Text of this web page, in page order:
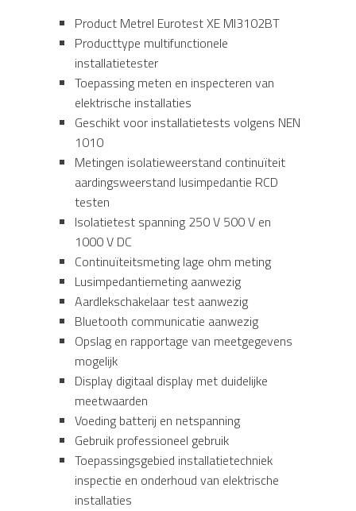
Product Metrel Eurotest XE MI3102BT
Producttype multifunctionele
installatietester
Toepassing meten en inspecteren van
elektrische installaties
Geschikt voor installatietests volgens NEN
1010
Metingen isolatieweerstand continuïteit
aardingsweerstand lusimpedantie RCD
testen
Isolatietest spanning 250 V 500 V en
1000 V DC
Continuïteitsmeting lage ohm meting
Lusimpedantiemeting aanwezig
Aardlekschakelaar test aanwezig
Bluetooth communicatie aanwezig
Opslag en rapportage van meetgegevens
mogelijk
Display digitaal display met duidelijke
meetwaarden
Voeding batterij en netspanning
Gebruik professioneel gebruik
Toepassingsgebied installatietechniek
inspectie en onderhoud van elektrische
installaties